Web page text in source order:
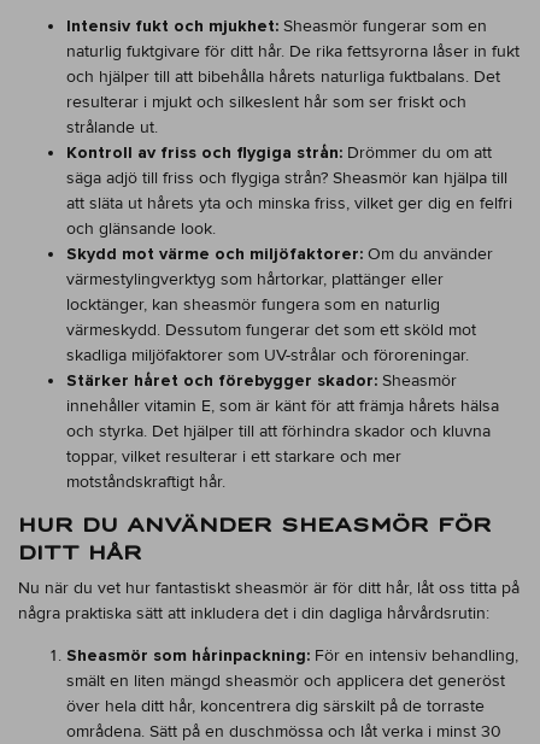
Intensiv fukt och mjukhet: Sheasmör fungerar som en
naturlig fuktgivare för ditt hår. De rika fettsyrorna låser in fukt
och hjälper till att bibehålla hårets naturliga fuktbalans. Det
resulterar i mjukt och silkeslent hår som ser friskt och
strålande ut.
Kontroll av friss och flygiga strån: Drömmer du om att
säga adjö till friss och flygiga strån? Sheasmör kan hjälpa till
att släta ut hårets yta och minska friss, vilket ger dig en felfri
och glänsande look.
Skydd mot värme och miljöfaktorer: Om du använder
värmestylingverktyg som hårtorkar, plattänger eller
locktänger, kan sheasmör fungera som en naturlig
värmeskydd. Dessutom fungerar det som ett sköld mot
skadliga miljöfaktorer som UV-strålar och föroreningar.
Stärker håret och förebygger skador: Sheasmör
innehåller vitamin E, som är känt för att främja hårets hälsa
och styrka. Det hjälper till att förhindra skador och kluvna
toppar, vilket resulterar i ett starkare och mer
motståndskraftigt hår.
HUR DU ANVÄNDER SHEASMÖR FÖR
DITT HÅR
Nu när du vet hur fantastiskt sheasmör är för ditt hår, låt oss titta på
några praktiska sätt att inkludera det i din dagliga hårvårdsrutin:
Sheasmör som hårinpackning: För en intensiv behandling,
smält en liten mängd sheasmör och applicera det generöst
över hela ditt hår, koncentrera dig särskilt på de torraste
områdena. Sätt på en duschmössa och låt verka i minst 30